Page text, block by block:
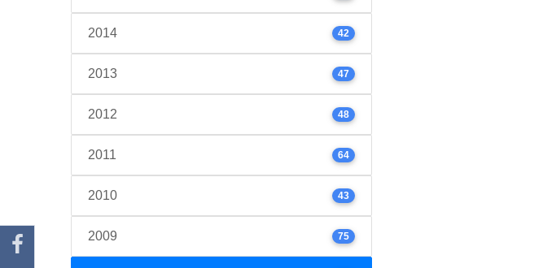
2014 42
2013 47
2012 48
2011 64
2010 43
2009 75